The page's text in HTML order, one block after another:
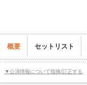
概要 セットリスト
▼公演情報について指摘/訂正する